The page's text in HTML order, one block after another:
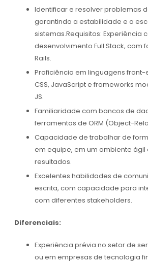
Identificar e resolver problemas
garantindo a estabilidade e a
sistemas.Requisitos: Experiência
desenvolvimento Full Stack, com
Rails.
Proficiência em linguagens front-
CSS, JavaScript e frameworks
JS.
Familiaridade com bancos de
ferramentas de ORM (Object-
Capacidade de trabalhar de
em equipe, em um ambiente ágil
resultados.
Excelentes habilidades de
escrita, com capacidade para
com diferentes stakeholders.
Diferenciais:
Experiência prévia no setor de
ou em empresas de tecnologia